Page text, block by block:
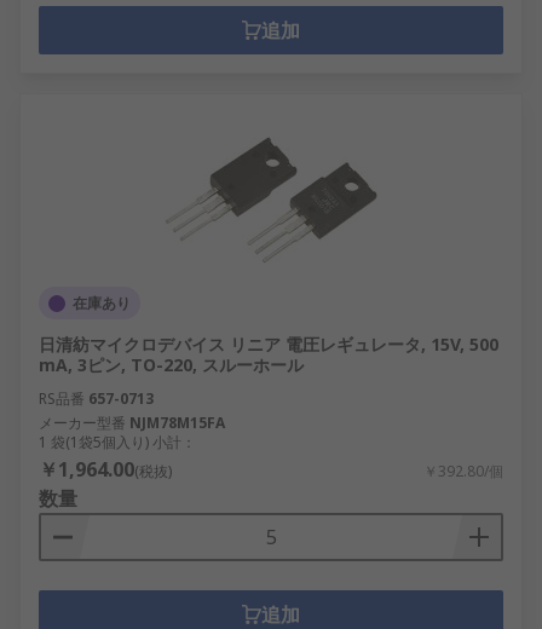
追加
在庫あり
日清紡マイクロデバイス リニア 電圧レギュレータ, 15V, 500
mA, 3ピン, TO-220, スルーホール
RS品番 657-0713
メーカー型番 NJM78M15FA
1 袋(1袋5個入り) 小計：
￥1,964.00(税抜) ￥392.80/個
数量
追加